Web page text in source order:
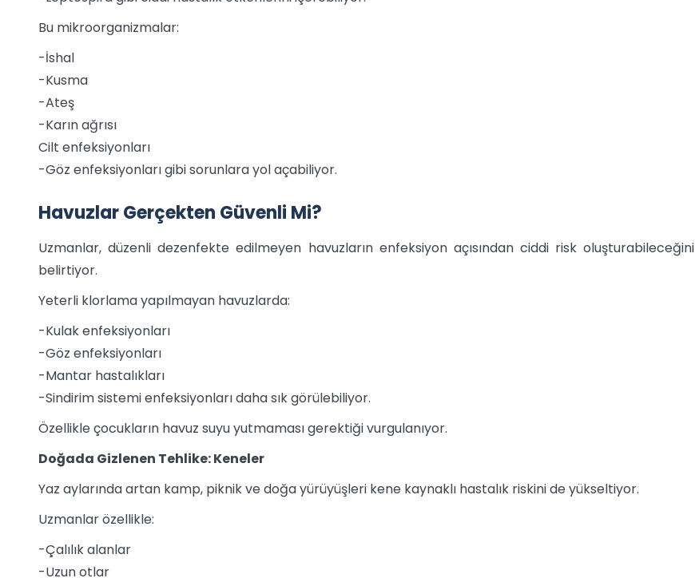
Bu mikroorganizmalar:
-İshal
-Kusma
-Ateş
-Karın ağrısı
Cilt enfeksiyonları
-Göz enfeksiyonları gibi sorunlara yol açabiliyor.
Havuzlar Gerçekten Güvenli Mi?
Uzmanlar, düzenli dezenfekte edilmeyen havuzların enfeksiyon açısından ciddi risk oluşturabileceğini
belirtiyor.
Yeterli klorlama yapılmayan havuzlarda:
-Kulak enfeksiyonları
-Göz enfeksiyonları
-Mantar hastalıkları
-Sindirim sistemi enfeksiyonları daha sık görülebiliyor.
Özellikle çocukların havuz suyu yutmaması gerektiği vurgulanıyor.
Doğada Gizlenen Tehlike: Keneler
Yaz aylarında artan kamp, piknik ve doğa yürüyüşleri kene kaynaklı hastalık riskini de yükseltiyor.
Uzmanlar özellikle:
-Çalılık alanlar
-Uzun otlar